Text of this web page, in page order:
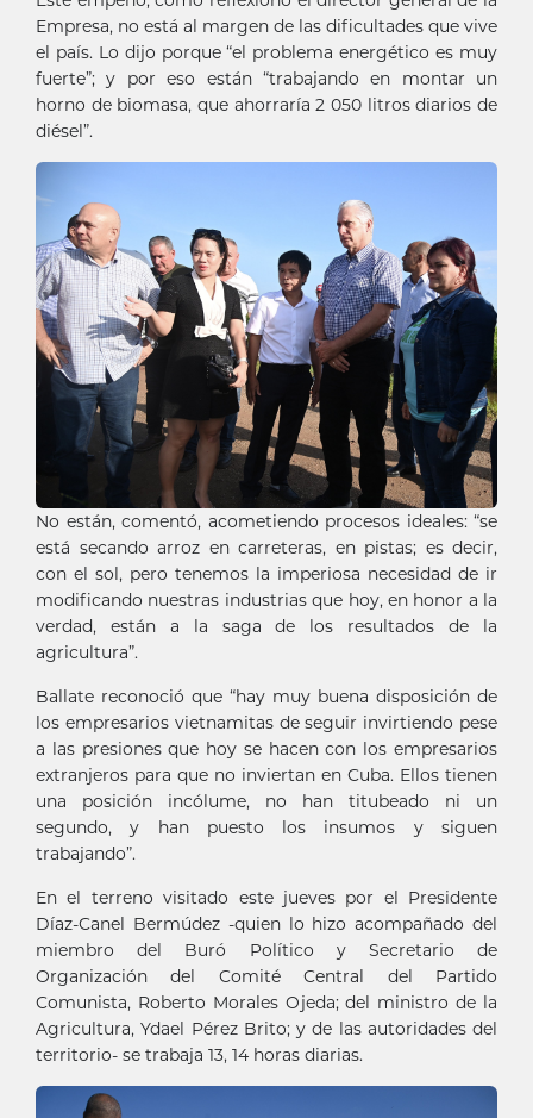
Empresa, no está al margen de las dificultades que vive
el país. Lo dijo porque “el problema energético es muy
fuerte”; y por eso están “trabajando en montar un
horno de biomasa, que ahorraría 2 050 litros diarios de
diésel”.
No están, comentó, acometiendo procesos ideales: “se
está secando arroz en carreteras, en pistas; es decir,
con el sol, pero tenemos la imperiosa necesidad de ir
modificando nuestras industrias que hoy, en honor a la
verdad, están a la saga de los resultados de la
agricultura”.
Ballate reconoció que “hay muy buena disposición de
los empresarios vietnamitas de seguir invirtiendo pese
a las presiones que hoy se hacen con los empresarios
extranjeros para que no inviertan en Cuba. Ellos tienen
una posición incólume, no han titubeado ni un
segundo, y han puesto los insumos y siguen
trabajando”.
En el terreno visitado este jueves por el Presidente
Díaz-Canel Bermúdez -quien lo hizo acompañado del
miembro del Buró Político y Secretario de
Organización del Comité Central del Partido
Comunista, Roberto Morales Ojeda; del ministro de la
Agricultura, Ydael Pérez Brito; y de las autoridades del
territorio- se trabaja 13, 14 horas diarias.